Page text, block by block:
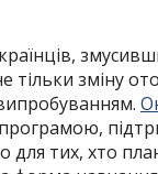
тільки зміну
тих, хто